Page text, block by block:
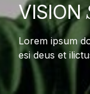
VISION
Lorem ipsum
esi deus et